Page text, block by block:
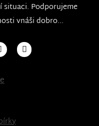
Podporujeme
vnáši dobro...